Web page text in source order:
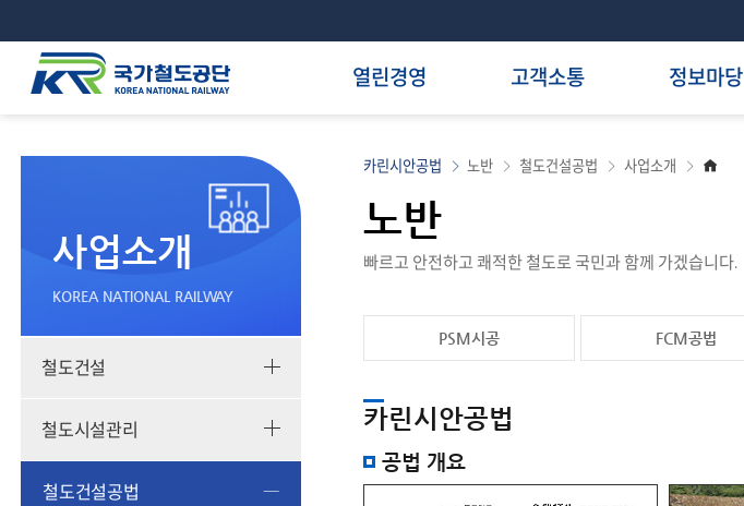
열린경영 고객소통 정보마당
사업소개
KOREA NATIONAL RAILWAY
철도건설
철도시설관리
철도건설공법
사업소개
철도건설공법
노반
카린시안공법
노반
빠르고 안전하고 쾌적한 철도로 국민과 함께 가겠습니다.
PSM시공 FCM공법
카
린
시
안
카린시안공법
공법 개요